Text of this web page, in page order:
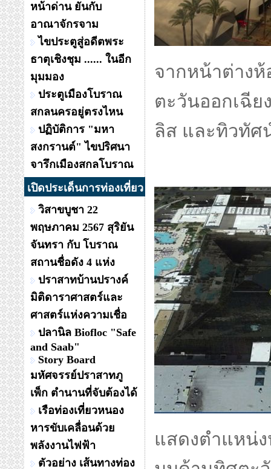
หน้าด่าน ยันกับ
อาณาจักรจาม
ไขประตูสู่อดีตพระ
ธาตุเชิงชุม ...... ในอีก
มุมมอง
ประตูเมืองโบราณ
สกลนครอยู่ตรงไหน
ปฏิบัติการ "มหา
สงกรานต์" ไขปริศนา
จารึกเมืองสกลโบราณ
เปิดประเด็นการท่องเที่ยว
วิสาขบูชา 22
พฤษภาคม 2567 สุริยัน
จันทรา กับ โบราณ
สถานชื่อดัง 4 แห่ง
ปราสาทบ้านปรางค์
มิติดาราศาสตร์และ
ศาสตร์แห่งความเชื่อ
ปลานิล Biofloc "Safe
and Saab"
Story Board
มหัศจรรย์ปราสาทภู
เพ็ก ตำนานที่จับต้องได้
เรือท่องเที่ยวหนอง
หารขับเคลื่อนด้วย
พลังงานไฟฟ้า
ตัวอย่าง เส้นทางท่อง
จากหน้าต่างห้
ตะวันออกเฉีย
ลิส และทิวทัศ
แสดงตำแหน่ง